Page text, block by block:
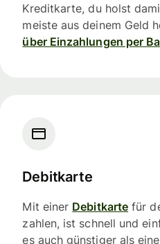
Kreditkarte, du holst
meiste aus deinem Geld
über Einzahlungen per
Debitkarte
Mit einer Debitkarte für
zahlen, ist schnell und
es auch günstiger als